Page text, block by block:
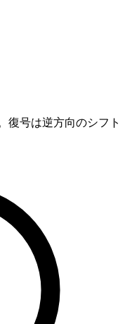
復号は逆方向のシフト